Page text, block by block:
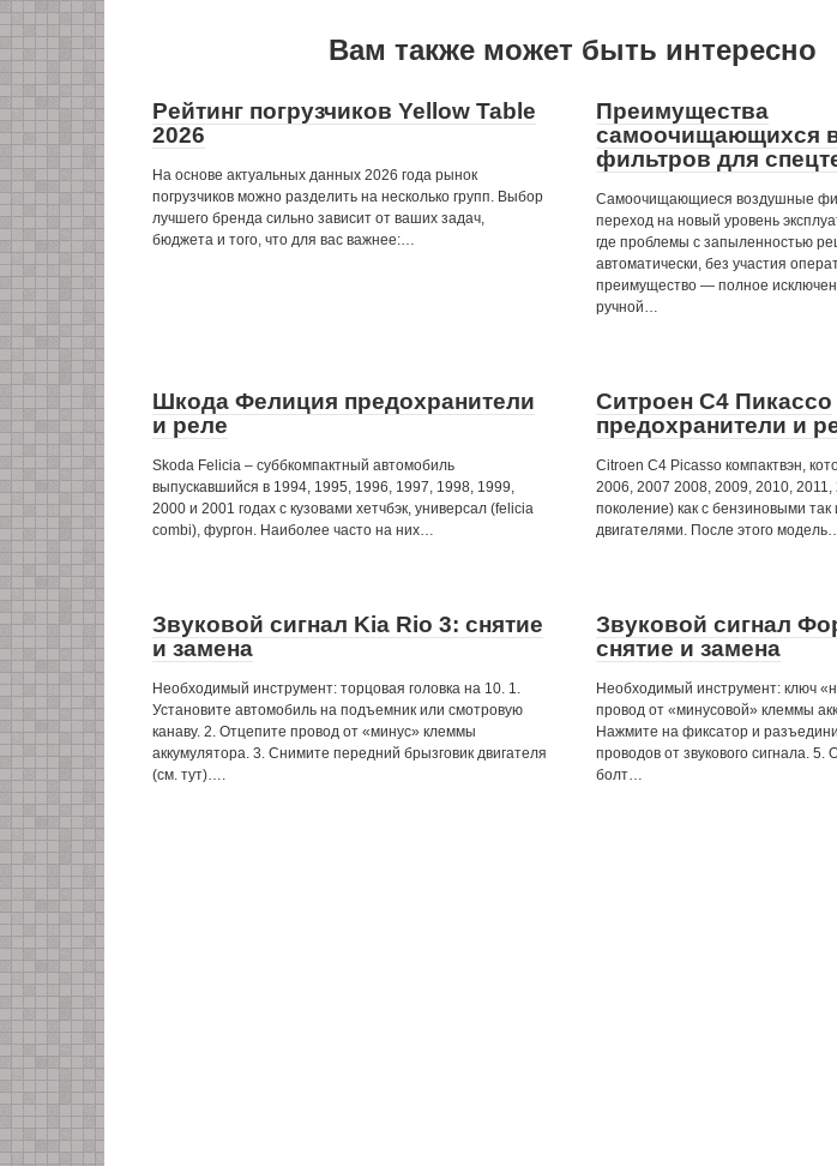
Вам также может быть интересно
Рейтинг погрузчиков Yellow Table
2026
На основе актуальных данных 2026 года рынок
погрузчиков можно разделить на несколько групп. Выбор
лучшего бренда сильно зависит от ваших задач,
бюджета и того, что для вас важнее:…
Преимущества
самоочищающихся
фильтров для
Самоочищающиеся воздушные
переход на новый уровень
где проблемы с запыленностью
автоматически, без участия
преимущество — полное
ручной…
Шкода Фелиция предохранители
и реле
Skoda Felicia – суббкомпактный автомобиль
выпускавшийся в 1994, 1995, 1996, 1997, 1998, 1999,
2000 и 2001 годах с кузовами хетчбэк, универсал (felicia
combi), фургон. Наиболее часто на них…
Ситроен С4 Пикассо
предохранители и
Citroen C4 Picasso компактвэн,
2006, 2007 2008, 2009, 2010, 2011,
поколение) как с бензиновыми
двигателями. После этого
Звуковой сигнал Kia Rio 3: снятие
и замена
Необходимый инструмент: торцовая головка на 10. 1.
Установите автомобиль на подъемник или смотровую
канаву. 2. Отцепите провод от «минус» клеммы
аккумулятора. 3. Снимите передний брызговик двигателя
(см. тут)….
Звуковой сигнал
снятие и замена
Необходимый инструмент: ключ
провод от «минусовой» клеммы
Нажмите на фиксатор и
проводов от звукового сигнала. 5.
болт…